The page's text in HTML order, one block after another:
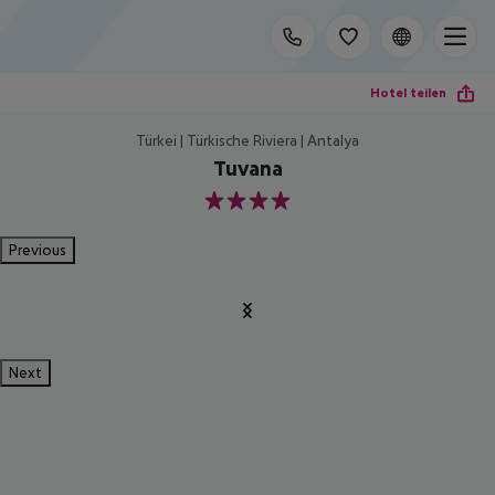
Hotel teilen
Türkei | Türkische Riviera | Antalya
Tuvana
4
Previous
Next